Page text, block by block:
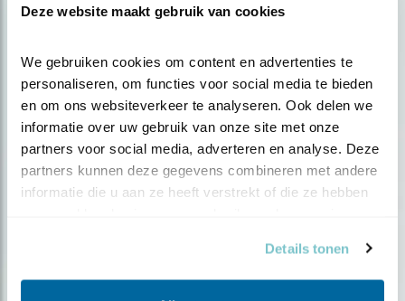
Deze website maakt gebruik van cookies
We gebruiken cookies om content en advertenties te
personaliseren, om functies voor social media te bieden
en om ons websiteverkeer te analyseren. Ook delen we
informatie over uw gebruik van onze site met onze
partners voor social media, adverteren en analyse. Deze
partners kunnen deze gegevens combineren met andere
informatie die u aan ze heeft verstrekt of die ze hebben
Details tonen